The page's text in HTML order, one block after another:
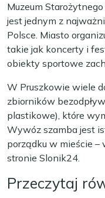
Muzeum
jest jednym z
Polsce. Miasto
takie jak koncerty i
obiekty sportowe
W Pruszkowie wiele
zbiorników
plastikowe), które
Wywóz szamba jest
porządku w mieście –
stronie Slonik24.
Przeczytaj